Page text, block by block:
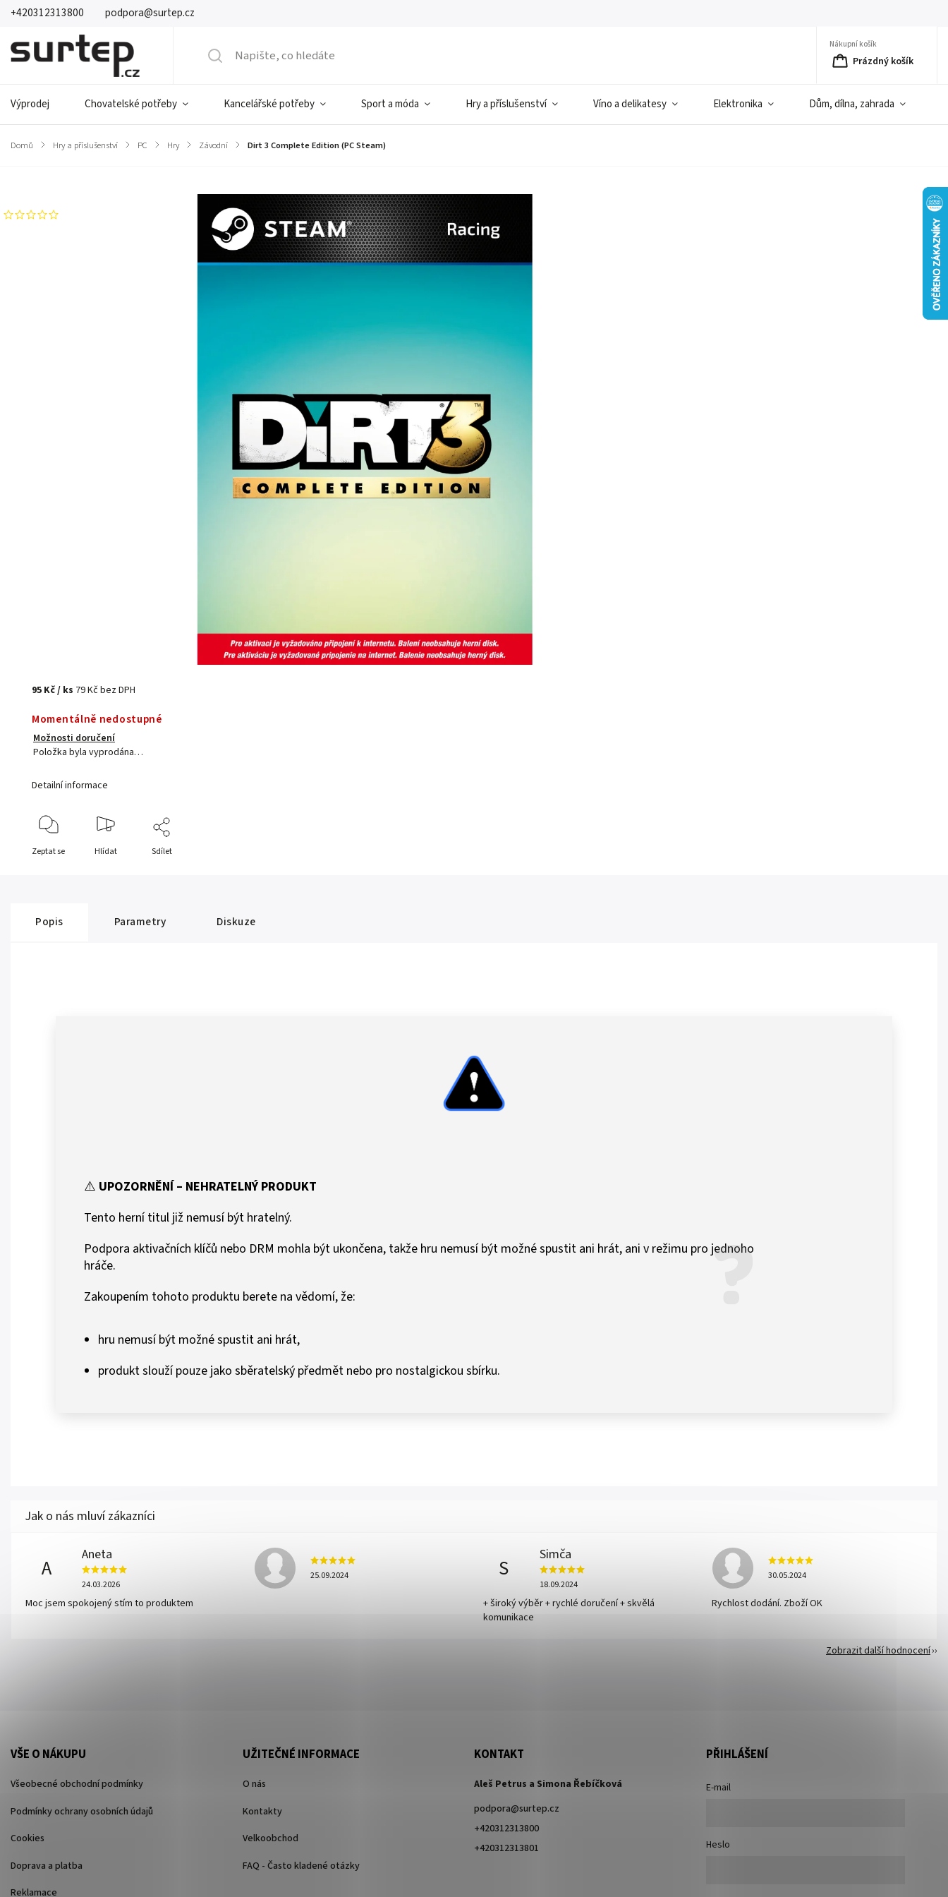
+420312313800 podpora@surtep.cz
Nákupní košík
Prázdný košík
Výprodej Chovatelské potřeby Kancelářské potřeby Sport a móda Hry a příslušenství Víno a delikatesy Elektronika Dům, dílna, zahrada
Domů / Hry a příslušenství / PC / Hry / Závodní / Dirt 3 Complete Edition (PC Steam)
95 Kč/ ks 79 Kč bez DPH
Momentálně nedostupné
Možnosti doručení
Položka byla vyprodána…
Detailní informace
Zeptat se Hlídat Sdílet
Popis Parametry Diskuze
⚠️ UPOZORNĚNÍ – NEHRATELNÝ PRODUKT
Tento herní titul již nemusí být hratelný.
Podpora aktivačních klíčů nebo DRM mohla být ukončena, takže hru nemusí být možné spustit ani hrát, ani v režimu pro jednoho
hráče.
Zakoupením tohoto produktu berete na vědomí, že:
hru nemusí být možné spustit ani hrát,
produkt slouží pouze jako sběratelský předmět nebo pro nostalgickou sbírku.
A
Aneta
24.03.2026
Moc jsem spokojený stím to produktem
25.09.2024 S
Simča
18.09.2024
+ široký výběr + rychlé doručení + skvělá
komunikace
30.05.2024
Rychlost dodání. Zboží OK
Zobrazit další hodnocení
VŠE O NÁKUPU
Všeobecné obchodní podmínky
Podmínky ochrany osobních údajů
Cookies
Doprava a platba
Reklamace
UŽITEČNÉ INFORMACE
O nás
Kontakty
Velkoobchod
FAQ - Často kladené otázky
KONTAKT
Aleš Petrus a Simona Řebíčková
podpora@surtep.cz
+420312313800
+420312313801
PŘIHLÁŠENÍ
E-mail
Heslo